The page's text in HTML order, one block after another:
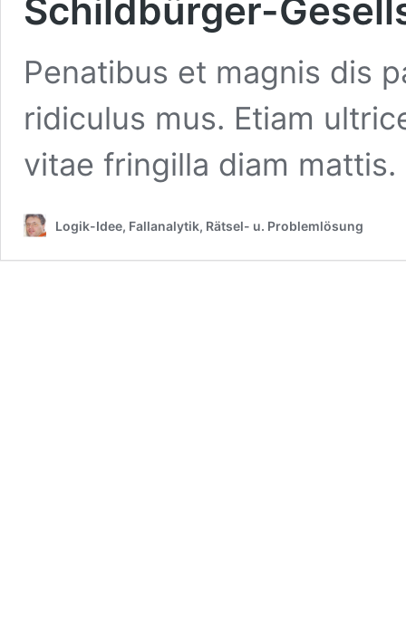
Schildbürger-
Penatibus et magnis dis
ridiculus mus. Etiam
vitae fringilla diam
Logik-Idee, Fallanalytik, Rätsel- u. Problemlösung